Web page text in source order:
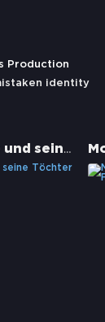
Production
identity
Monsieur Claude und seine Töchter